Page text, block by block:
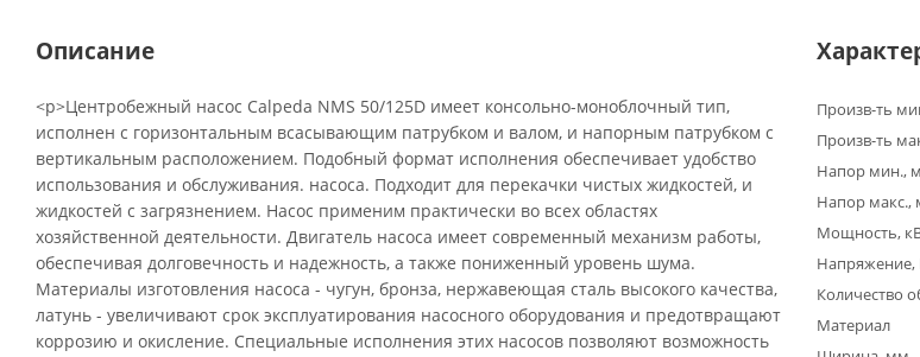
Описание
<p>Центробежный насос Calpeda NMS 50/125D имеет консольно-моноблочный тип,
исполнен с горизонтальным всасывающим патрубком и валом, и напорным патрубком с
вертикальным расположением. Подобный формат исполнения обеспечивает удобство
использования и обслуживания. насоса. Подходит для перекачки чистых жидкостей, и
жидкостей с загрязнением. Насос применим практически во всех областях
хозяйственной деятельности. Двигатель насоса имеет современный механизм работы,
обеспечивая долговечность и надежность, а также пониженный уровень шума.
Материалы изготовления насоса - чугун, бронза, нержавеющая сталь высокого качества,
латунь - увеличивают срок эксплуатирования насосного оборудования и предотвращают
коррозию и окисление. Специальные исполнения этих насосов позволяют возможность
Произв-ть
Произв-ть
Напор мин., м
Напор макс.,
Мощность,
Напряжение,
Количество
Материал